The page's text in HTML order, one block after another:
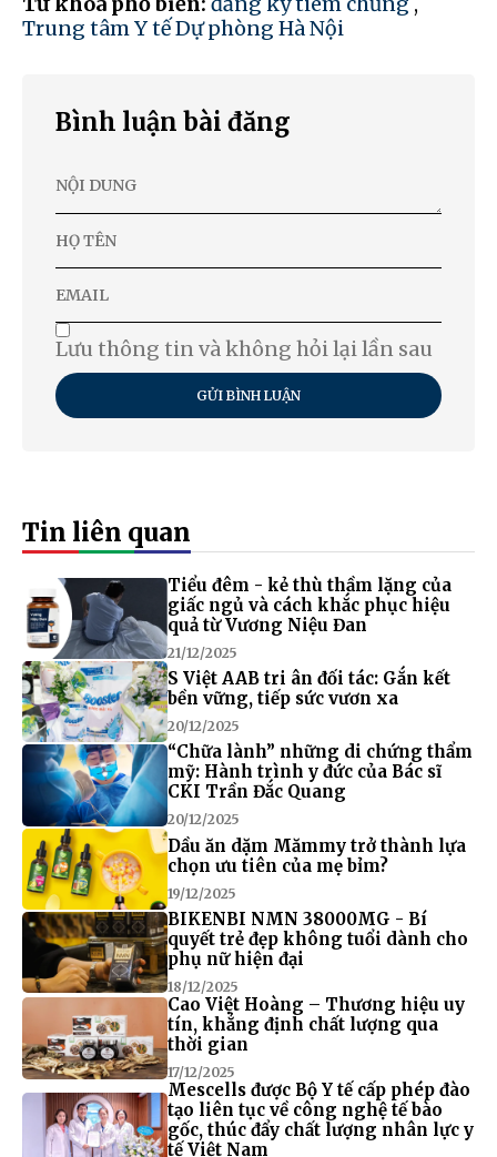
Trung tâm Y tế Dự phòng Hà Nội
Bình luận bài đăng
Lưu thông tin và không hỏi lại lần sau
GỬI BÌNH LUẬN
Tin liên quan
Tiểu đêm - kẻ thù thầm lặng của
giấc ngủ và cách khắc phục hiệu
quả từ Vương Niệu Đan
21/12/2025
S Việt AAB tri ân đối tác: Gắn kết
bền vững, tiếp sức vươn xa
20/12/2025
“Chữa lành” những di chứng thẩm
mỹ: Hành trình y đức của Bác sĩ
CKI Trần Đắc Quang
20/12/2025
Dầu ăn dặm Mămmy trở thành lựa
chọn ưu tiên của mẹ bỉm?
19/12/2025
BIKENBI NMN 38000MG - Bí
quyết trẻ đẹp không tuổi dành cho
phụ nữ hiện đại
18/12/2025
Cao Việt Hoàng – Thương hiệu uy
tín, khẳng định chất lượng qua
thời gian
17/12/2025
Mescells được Bộ Y tế cấp phép đào
tạo liên tục về công nghệ tế bào
gốc, thúc đẩy chất lượng nhân lực y
tế Việt Nam